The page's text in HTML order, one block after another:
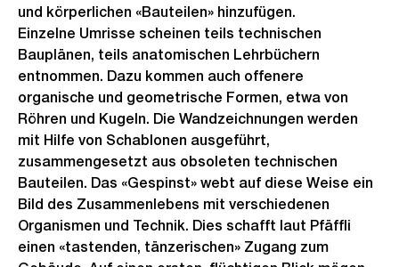
und körperlichen «Bauteilen» hinzufügen.
Einzelne Umrisse scheinen teils technischen
Bauplänen, teils anatomischen Lehrbüchern
entnommen. Dazu kommen auch offenere
organische und geometrische Formen, etwa von
Röhren und Kugeln. Die Wandzeichnungen werden
mit Hilfe von Schablonen ausgeführt,
zusammengesetzt aus obsoleten technischen
Bauteilen. Das «Gespinst» webt auf diese Weise ein
Bild des Zusammenlebens mit verschiedenen
Organismen und Technik. Dies schafft laut Pfäffli
einen «tastenden, tänzerischen» Zugang zum